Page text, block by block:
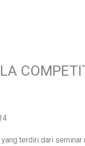
terdiri dari